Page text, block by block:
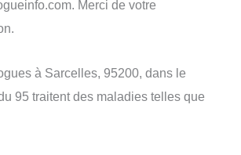
Merci de votre
à Sarcelles, 95200, dans le
95 traitent des maladies telles que